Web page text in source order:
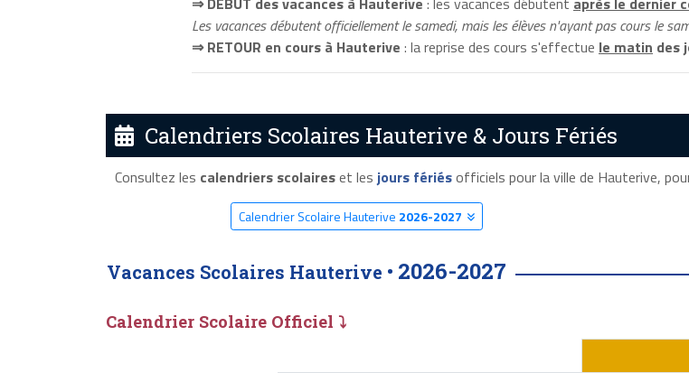
Les vacances débutent officiellement le samedi, mais les élèves n'ayant pas cours le
⇒ RETOUR en cours à Hauterive : la reprise des cours s'effectue le matin des
Calendriers Scolaires Hauterive & Jours Fériés
Consultez les calendriers scolaireset les jours fériésofficiels pour la ville de Hauterive,
Calendrier Scolaire Hauterive 2026-2027
Vacances Scolaires Hauterive • 2026-2027
Calendrier Scolaire Officiel ⤵